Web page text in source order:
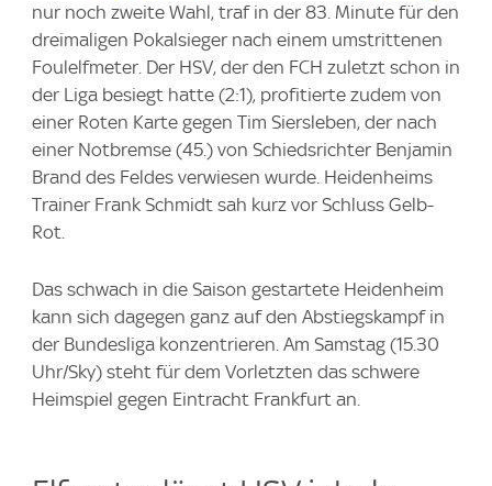
nur noch zweite Wahl, traf in der 83. Minute für den
dreimaligen Pokalsieger nach einem umstrittenen
Foulelfmeter. Der HSV, der den FCH zuletzt schon in
der Liga besiegt hatte (2:1), profitierte zudem von
einer Roten Karte gegen Tim Siersleben, der nach
einer Notbremse (45.) von Schiedsrichter Benjamin
Brand des Feldes verwiesen wurde. Heidenheims
Trainer Frank Schmidt sah kurz vor Schluss Gelb-
Rot.
Das schwach in die Saison gestartete Heidenheim
kann sich dagegen ganz auf den Abstiegskampf in
der Bundesliga konzentrieren. Am Samstag (15.30
Uhr/Sky) steht für dem Vorletzten das schwere
Heimspiel gegen Eintracht Frankfurt an.